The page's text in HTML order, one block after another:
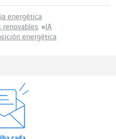
energética
renovables # IA
energética